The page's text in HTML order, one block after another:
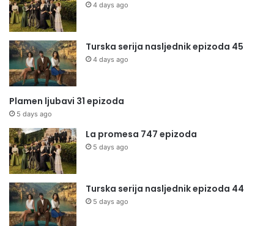
4 days ago
Turska serija nasljednik epizoda 45
4 days ago
Plamen ljubavi 31 epizoda
5 days ago
La promesa 747 epizoda
5 days ago
Turska serija nasljednik epizoda 44
5 days ago